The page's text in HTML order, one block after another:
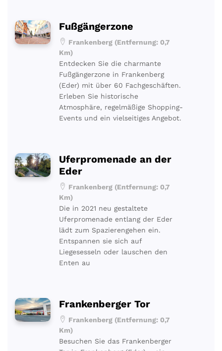
Fußgängerzone
Frankenberg (Entfernung: 0,7
Km)
Entdecken Sie die charmante
Fußgängerzone in Frankenberg
(Eder) mit über 60 Fachgeschäften.
Erleben Sie historische
Atmosphäre, regelmäßige Shopping-
Events und ein vielseitiges Angebot.
Uferpromenade an der
Eder
Frankenberg (Entfernung: 0,7
Km)
Die in 2021 neu gestaltete
Uferpromenade entlang der Eder
lädt zum Spazierengehen ein.
Entspannen sie sich auf
Liegesesseln oder lauschen den
Enten au
Frankenberger Tor
Frankenberg (Entfernung: 0,7
Km)
Besuchen Sie das Frankenberger